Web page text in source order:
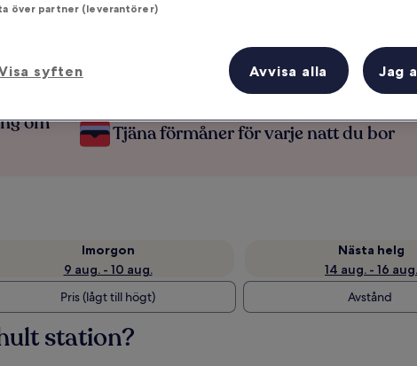
om
Tjäna förmåner för varje natt du bor
Imorgon
9 aug. - 10 aug.
Nästa helg
14 aug. - 16 aug.
Pris (lågt till högt) Avstånd
station?
över partner (leverantörer)
syften Avvisa alla Jag